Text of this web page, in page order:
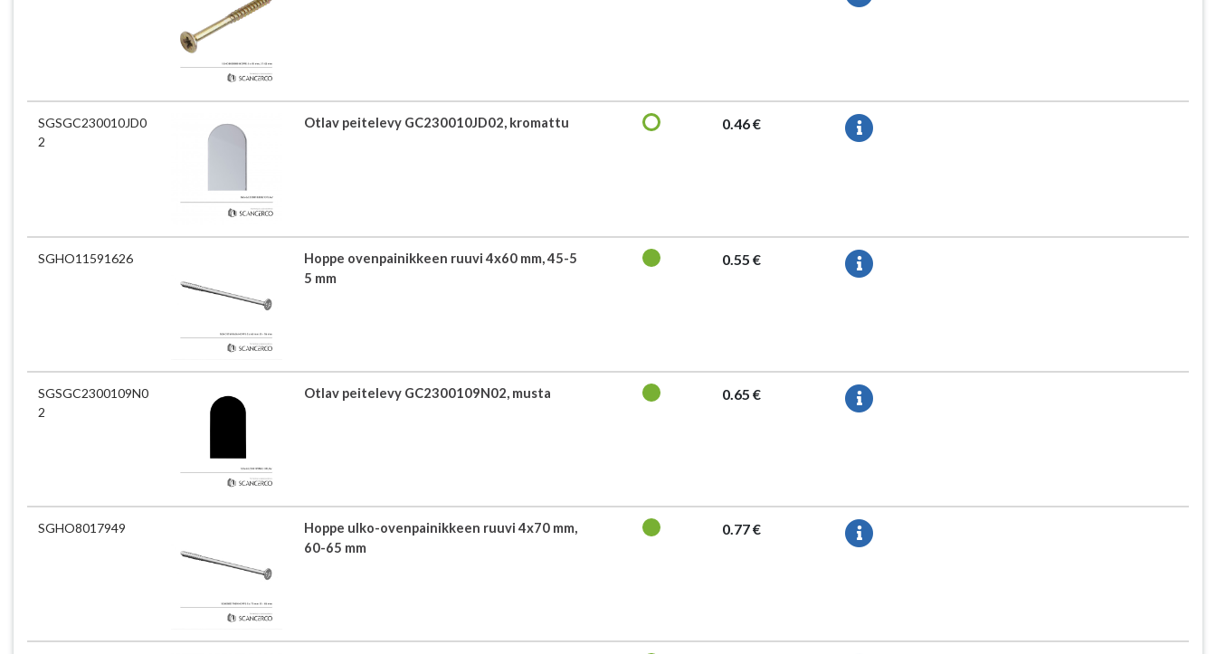
SGSGC230010JD0
2
Otlav peitelevy GC230010JD02, kromattu 0.46 €
SGHO11591626
Hoppe ovenpainikkeen ruuvi 4x60 mm, 45-5
5 mm
0.55 €
SGSGC2300109N0
2
Otlav peitelevy GC2300109N02, musta 0.65 €
SGHO8017949
Hoppe ulko-ovenpainikkeen ruuvi 4x70 mm,
60-65 mm
0.77 €